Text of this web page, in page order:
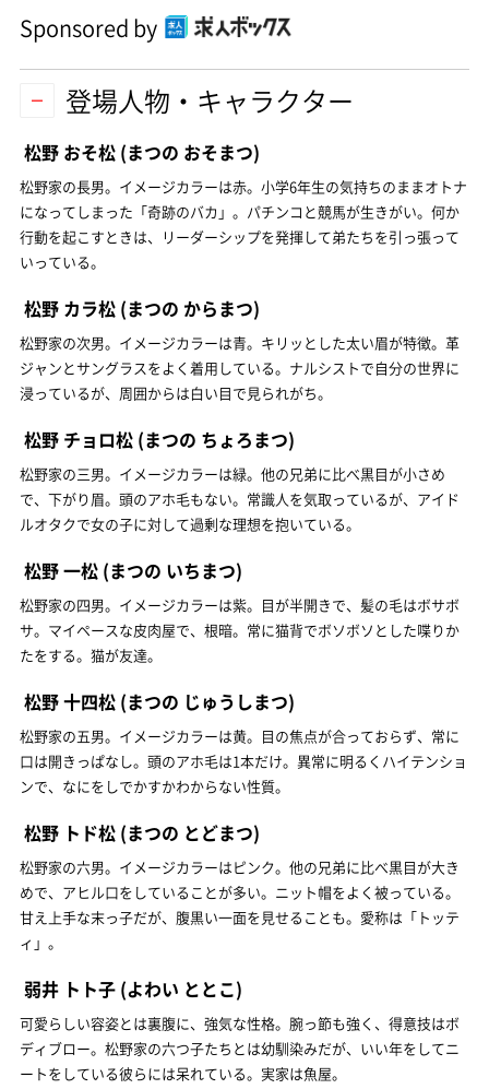
Sponsored by
登場人物・キャラクター
松野 おそ松 (まつの おそまつ)
松野家の長男。イメージカラーは赤。小学6年生の気持ちのままオトナ
になってしまった「奇跡のバカ」。パチンコと競馬が生きがい。何か
行動を起こすときは、リーダーシップを発揮して弟たちを引っ張って
いっている。
松野 カラ松 (まつの からまつ)
松野家の次男。イメージカラーは青。キリッとした太い眉が特徴。革
ジャンとサングラスをよく着用している。ナルシストで自分の世界に
浸っているが、周囲からは白い目で見られがち。
松野 チョロ松 (まつの ちょろまつ)
松野家の三男。イメージカラーは緑。他の兄弟に比べ黒目が小さめ
で、下がり眉。頭のアホ毛もない。常識人を気取っているが、アイド
ルオタクで女の子に対して過剰な理想を抱いている。
松野 一松 (まつの いちまつ)
松野家の四男。イメージカラーは紫。目が半開きで、髪の毛はボサボ
サ。マイペースな皮肉屋で、根暗。常に猫背でボソボソとした喋りか
たをする。猫が友達。
松野 十四松 (まつの じゅうしまつ)
松野家の五男。イメージカラーは黄。目の焦点が合っておらず、常に
口は開きっぱなし。頭のアホ毛は1本だけ。異常に明るくハイテンショ
ンで、なにをしでかすかわからない性質。
松野 トド松 (まつの とどまつ)
松野家の六男。イメージカラーはピンク。他の兄弟に比べ黒目が大き
めで、アヒル口をしていることが多い。ニット帽をよく被っている。
甘え上手な末っ子だが、腹黒い一面を見せることも。愛称は「トッテ
ィ」。
弱井 トト子 (よわい ととこ)
可愛らしい容姿とは裏腹に、強気な性格。腕っ節も強く、得意技はボ
ディブロー。松野家の六つ子たちとは幼馴染みだが、いい年をしてニ
ートをしている彼らには呆れている。実家は魚屋。